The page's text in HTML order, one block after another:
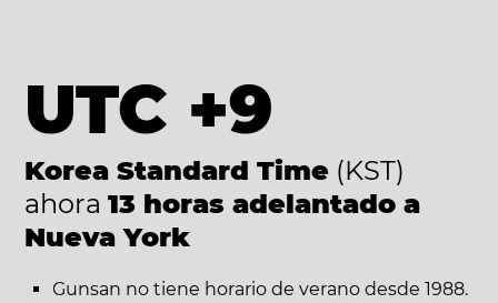
UTC +9
Korea Standard Time (KST)
ahora 13 horas adelantado a
Nueva York
Gunsan no tiene horario de verano desde 1988.